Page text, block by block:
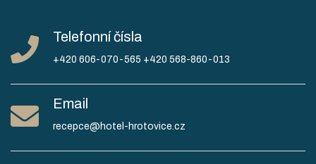
Telefonní čísla
+420 606-070-565 +420 568-860-013
Email
recepce@hotel-hrotovice.cz